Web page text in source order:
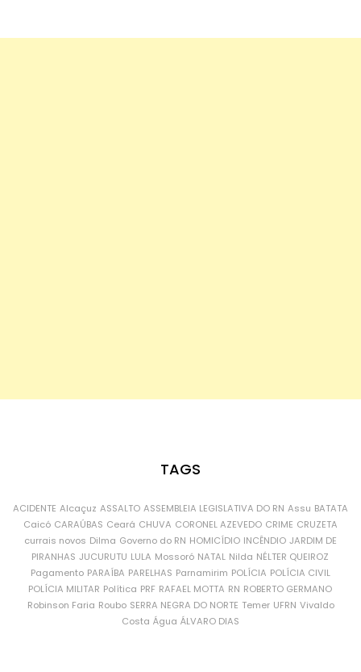
TAGS
ACIDENTE Alcaçuz ASSALTO ASSEMBLEIA LEGISLATIVA DO RN Assu BATATA
Caicó CARAÚBAS Ceará CHUVA CORONEL AZEVEDO CRIME CRUZETA
currais novos Dilma Governo do RN HOMICÍDIO INCÊNDIO JARDIM DE
PIRANHAS JUCURUTU LULA Mossoró NATAL Nilda NÉLTER QUEIROZ
Pagamento PARAÍBA PARELHAS Parnamirim POLÍCIA POLÍCIA CIVIL
POLÍCIA MILITAR Política PRF RAFAEL MOTTA RN ROBERTO GERMANO
Robinson Faria Roubo SERRA NEGRA DO NORTE Temer UFRN Vivaldo
Costa Água ÁLVARO DIAS